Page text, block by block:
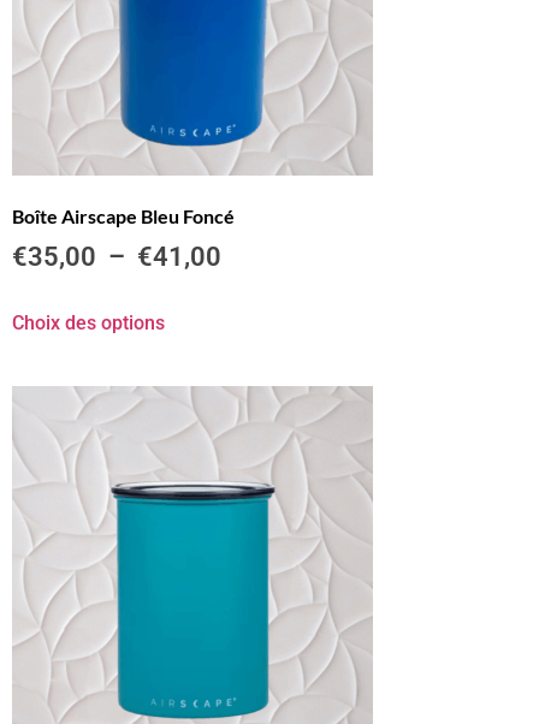
Boîte Airscape Bleu Foncé
€35,00 – €41,00
Choix des options